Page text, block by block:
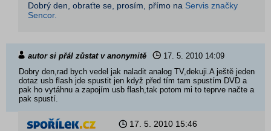
Dobrý den, obraťte se, prosím, přímo na Servis značky
Sencor.
autor si přál zůstat v anonymitě 17. 5. 2010 14:09
Dobry den,rad bych vedel jak naladit analog TV,dekuji.A ještě jeden
dotaz usb flash jde spustit jen když před tím tam spustím DVD a
pak ho vytáhnu a zapojím usb flash,tak potom mi to teprve načte a
pak spustí.
17. 5. 2010 15:46